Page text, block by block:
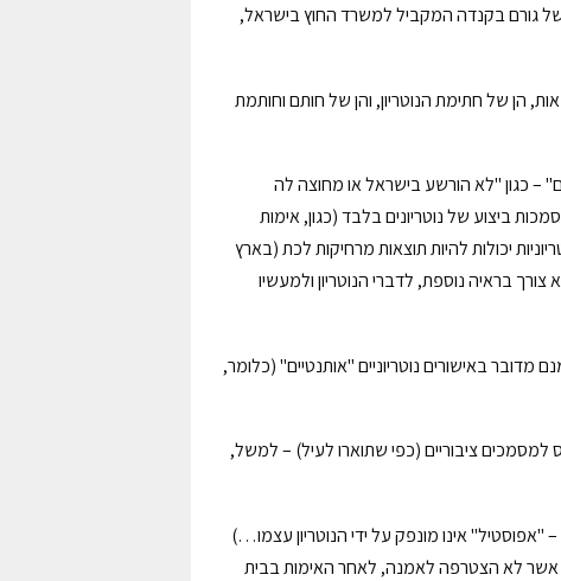
גורם בקנדה המקביל למשרד החוץ בישראל,
הן של חתימת הנוטריון, והן של חותם וחותמת
– כגון "לא הורשע בישראל או מחוצה לה
ביצוע של נוטריונים בלבד (כגון, אימות
יכולות להיות תוצאות מרחיקות לכת (בארץ
משפטי, ללא צורך בראיה נוספת, לדברי הנוטריון ולמעשיו
מדובר באישורים נוטריוניים "אותנטיים" (כלומר,
למסמכים ציבוריים (כפי שתוארו לעיל) – למשל,
"אפוסטיל" אינו מונפק על ידי הנוטריון עצמו…)
אשר לא הצטרפה לאמנה, לאחר האימות בבית